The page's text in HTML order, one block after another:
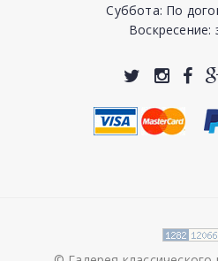
Суббота: По
Воскресение: